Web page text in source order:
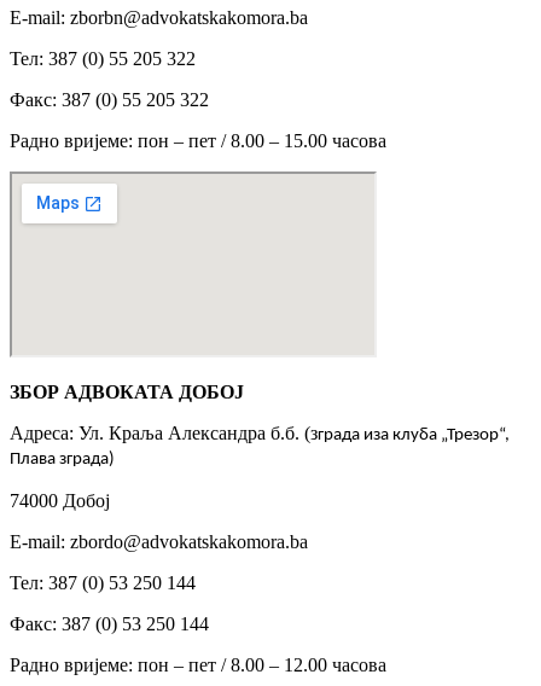
Е-mail: zborbn@advokatskakomora.ba
Тел: 387 (0) 55 205 322
Факс: 387 (0) 55 205 322
Радно вријеме: пон – пет / 8.00 – 15.00 часова
ЗБОР АДВОКАТА ДОБОЈ
Адреса: Ул. Краља Александра б.б. (зграда иза клуба „Трезор“,
Плава зграда)
74000 Добој
Е-mail: zbordo@advokatskakomora.ba
Тел: 387 (0) 53 250 144
Факс: 387 (0) 53 250 144
Радно вријеме: пон – пет / 8.00 – 12.00 часова